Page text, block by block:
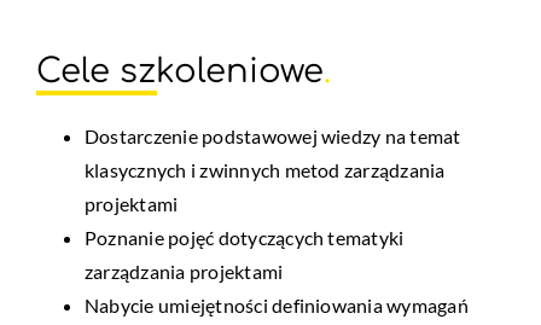
Cele szkoleniowe.
Dostarczenie podstawowej wiedzy na temat
klasycznych i zwinnych metod zarządzania
projektami
Poznanie pojęć dotyczących tematyki
zarządzania projektami
Nabycie umiejętności definiowania wymagań